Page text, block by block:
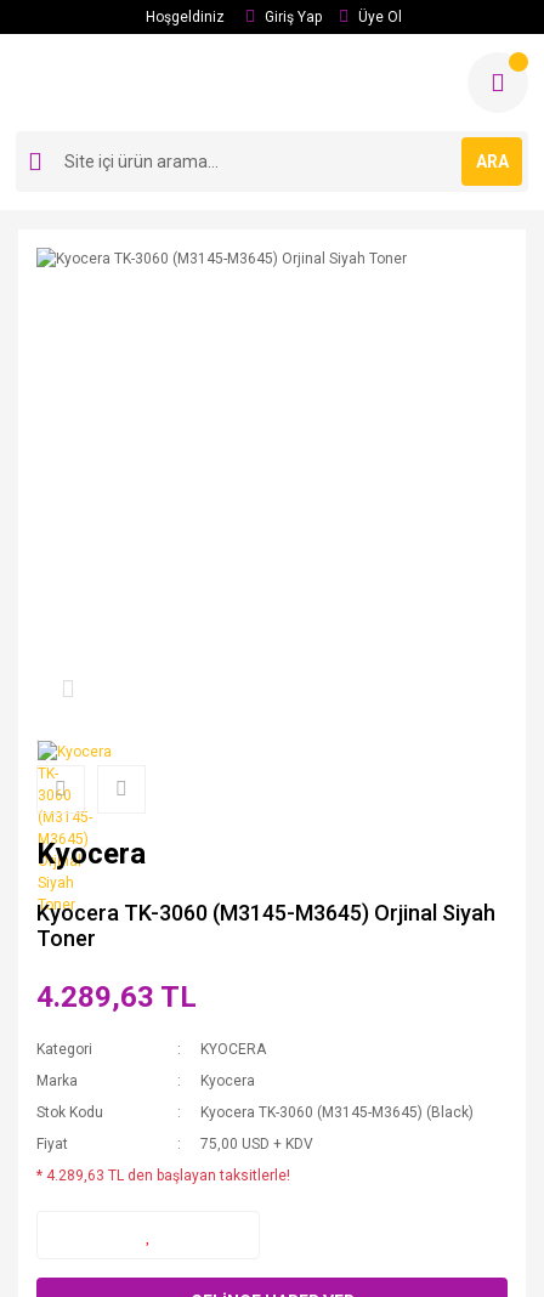
Hoşgeldiniz Giriş Yap Üye Ol
ARA
Kyocera
Kyocera TK-3060 (M3145-M3645) Orjinal Siyah
Toner
4.289,63 TL
Kategori
KYOCERA
Marka
Kyocera
Stok Kodu
Kyocera TK-3060 (M3145-M3645) (Black)
Fiyat
75,00 USD + KDV
* 4.289,63 TL den başlayan taksitlerle!